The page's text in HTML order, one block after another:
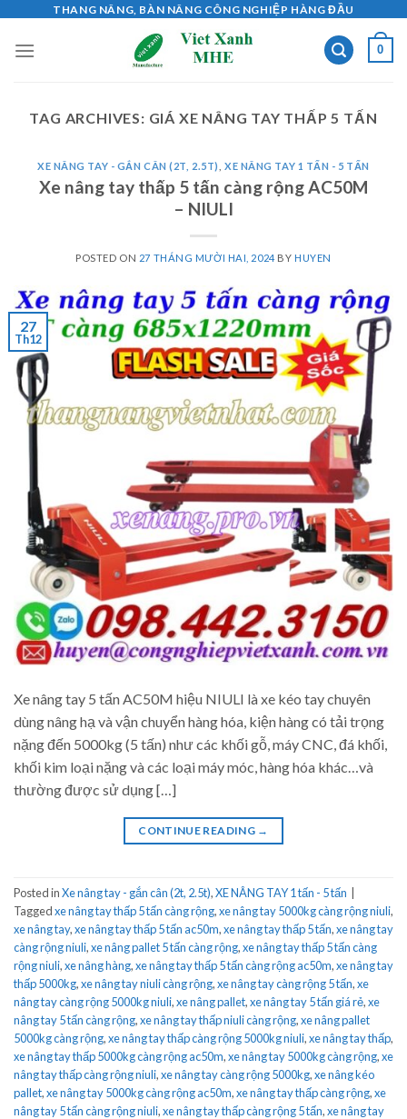
content
THANG NÂNG, BÀN NÂNG CÔNG NGHIỆP HÀNG ĐẦU
0
TAG ARCHIVES: GIÁ XE NÂNG TAY THẤP 5 TẤN
XE NÂNG TAY - GẮN CÂN (2T, 2.5T) ,XE NÂNG TAY 1 TẤN - 5 TẤN
Xe nâng tay thấp 5 tấn càng rộng AC50M
– NIULI
POSTED ON 27 THÁNG MƯỜI HAI, 2024 BY HUYEN
27
Th12
Xe nâng tay 5 tấn AC50M hiệu NIULI là xe kéo tay chuyên
dùng nâng hạ và vận chuyển hàng hóa, kiện hàng có tải trọng
nặng đến 5000kg (5 tấn) như các khối gỗ, máy CNC, đá khối,
khối kim loại nặng và các loại máy móc, hàng hóa khác…và
thường được sử dụng […]
CONTINUE READING →
Posted inXe nâng tay - gắn cân (2t, 2.5t),XE NÂNG TAY 1 tấn - 5 tấn
Taggedxe nâng tay thấp 5 tấn càng rộng,xe nâng tay 5000kg càng rộng niuli,
xe nâng tay,xe nâng tay thấp 5 tấn ac50m,xe nâng tay thấp 5 tấn,xe nâng tay
càng rộng niuli,xe nâng pallet 5 tấn càng rộng,xe nâng tay thấp 5 tấn càng
rộng niuli,xe nâng hàng,xe nâng tay thấp 5 tấn càng rộng ac50m,xe nâng tay
thấp 5000kg,xe nâng tay niuli càng rộng,xe nâng tay càng rộng 5 tấn,xe
nâng tay càng rộng 5000kg niuli,xe nâng pallet,xe nâng tay 5 tấn giá rẻ,xe
nâng tay 5 tấn càng rộng,xe nâng tay thấp niuli càng rộng,xe nâng pallet
5000kg càng rộng,xe nâng tay thấp càng rộng 5000kg niuli,xe nâng tay thấp,
xe nâng tay thấp 5000kg càng rộng ac50m,xe nâng tay 5000kg càng rộng,xe
nâng tay thấp càng rộng niuli,xe nâng tay càng rộng 5000kg,xe nâng kéo
pallet,xe nâng tay 5000kg càng rộng ac50m,xe nâng tay thấp càng rộng,xe
nâng tay 5 tấn càng rộng niuli,xe nâng tay thấp càng rộng 5 tấn,xe nâng tay